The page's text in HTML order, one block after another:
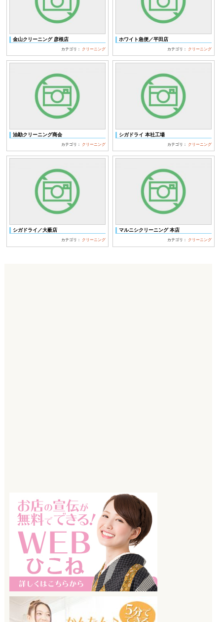
金山クリーニング 彦根店
カテゴリ： クリーニング
ホワイト急便／平田店
カテゴリ： クリーニング
油勘クリーニング商会
カテゴリ： クリーニング
シガドライ 本社工場
カテゴリ： クリーニング
シガドライ／大薮店
カテゴリ： クリーニング
マルニシクリーニング 本店
カテゴリ： クリーニング